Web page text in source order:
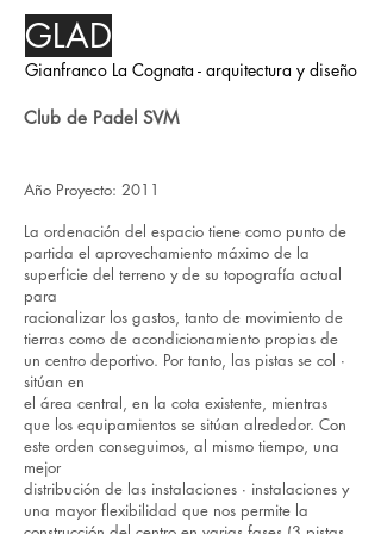
GLAD
Gianfranco La Cognata - arquitectura y diseño
Club de Padel SVM
Año Proyecto: 2011
La ordenación del espacio tiene como punto de
partida el aprovechamiento máximo de la
superficie del terreno y de su topografía actual
para
racionalizar los gastos, tanto de movimiento de
tierras como de acondicionamiento propias de
un centro deportivo. Por tanto, las pistas se col ∙
sitúan en
el área central, en la cota existente, mientras
que los equipamientos se sitúan alrededor. Con
este orden conseguimos, al mismo tiempo, una
mejor
distribución de las instalaciones ∙ instalaciones y
una mayor flexibilidad que nos permite la